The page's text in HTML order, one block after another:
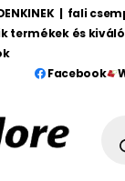
| fali
termékek és
Facebook